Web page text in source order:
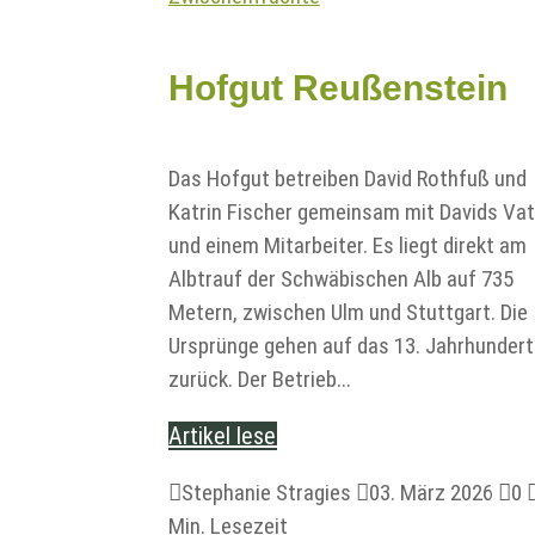
Hofgut Reußenstein
Das Hofgut betreiben David Rothfuß und
Katrin Fischer gemeinsam mit Davids
und einem Mitarbeiter. Es liegt direkt am
Albtrauf der Schwäbischen Alb auf 735
Metern, zwischen Ulm und Stuttgart. Die
Ursprünge gehen auf das 13. Jahrhundert
zurück. Der Betrieb...
Artikel lesen
Stephanie Stragies 03. März 2026 0
Min. Lesezeit